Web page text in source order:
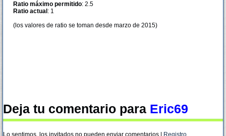
Ratio máximo permitido: 2.5
Ratio actual : 1
(los valores de ratio se toman desde marzo de 2015)
Deja tu comentario para Eric69
Lo sentimos, los invitados no pueden enviar comentarios | Registro